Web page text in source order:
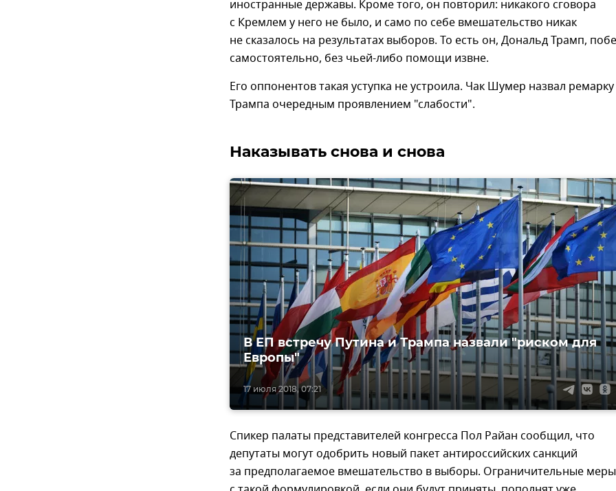
иностранные державы. Кроме того, он повторил: никакого сговора
с Кремлем у него не было, и само по себе вмешательство никак
не сказалось на результатах выборов. То есть он, Дональд Трамп,
самостоятельно, без чьей-либо помощи извне.
Его оппонентов такая уступка не устроила. Чак Шумер назвал ремарку
Трампа очередным проявлением "слабости".
Наказывать снова и снова
17 июля 2018, 07:21
В ЕП встречу Путина и Трампа назвали "риском для
Европы"
Спикер палаты представителей конгресса Пол Райан сообщил, что
депутаты могут одобрить новый пакет антироссийских санкций
за предполагаемое вмешательство в выборы. Ограничительные меры